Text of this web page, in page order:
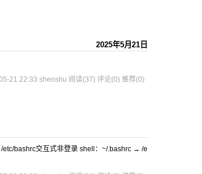
2025年5月21日
21 22:33 shenshu 阅读(37) 评论(0) 推荐(0)
bashrc交互式非登录 shell：~/.bashrc → /e